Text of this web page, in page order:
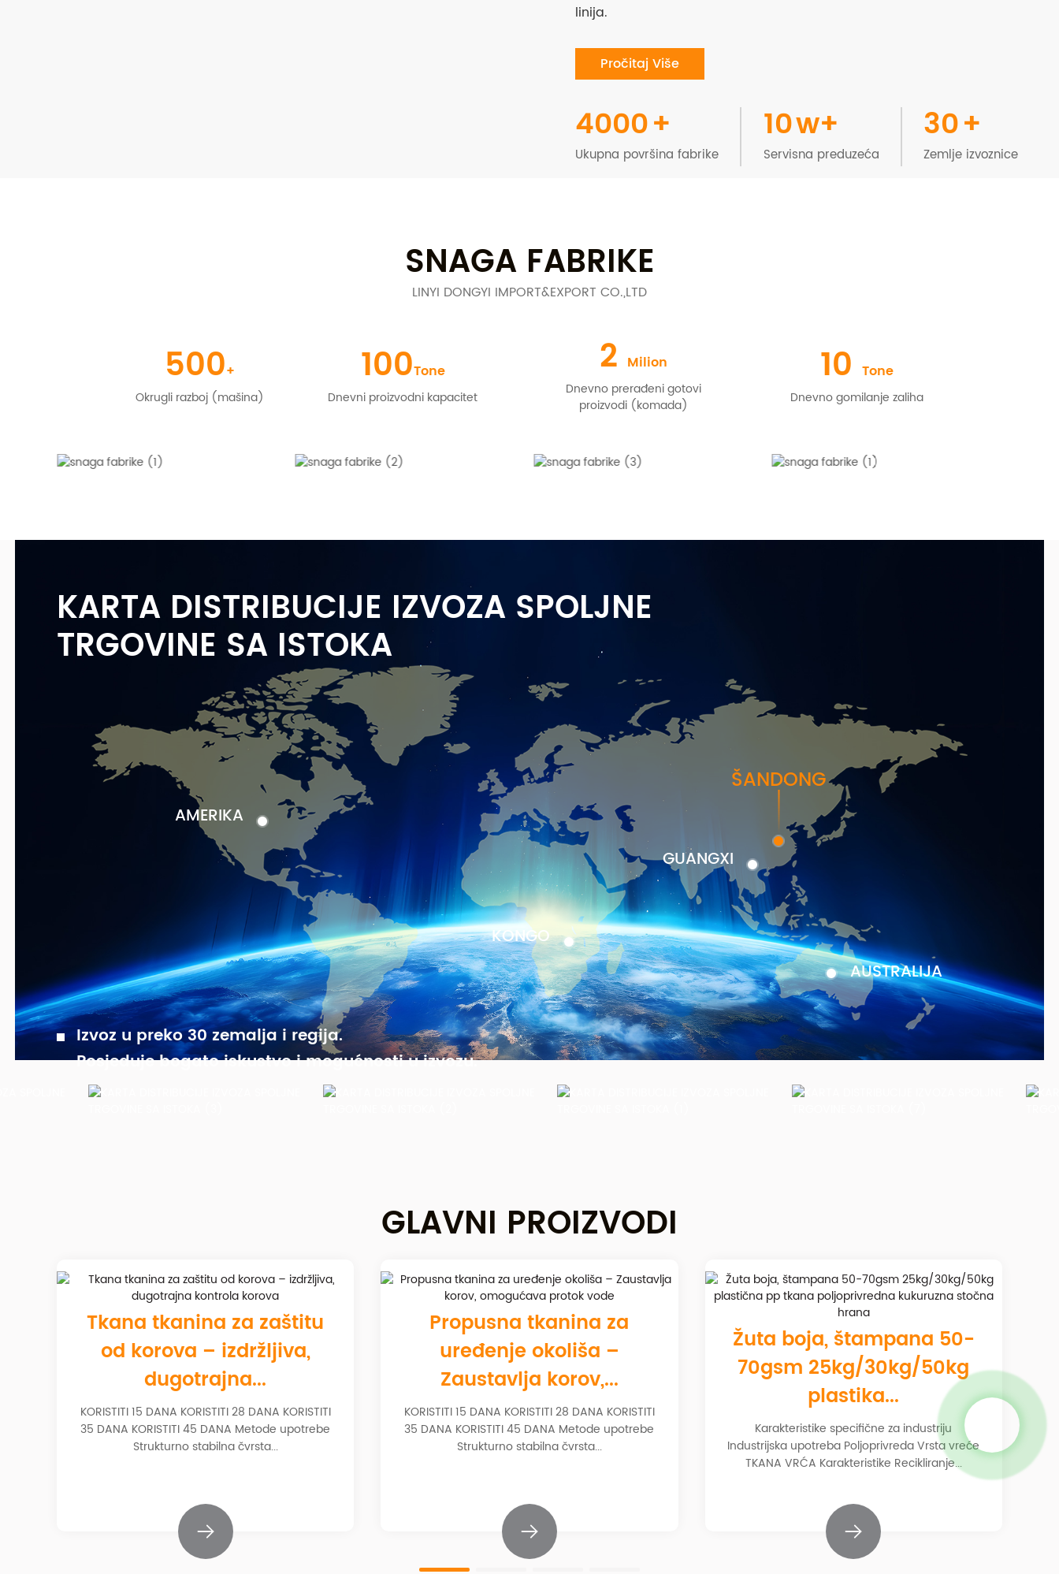
linija.
Pročitaj Više
4000+
Ukupna površina fabrike
10w+
Servisna preduzeća
30+
Zemlje izvoznice
SNAGA FABRIKE
LINYI DONGYI IMPORT&EXPORT CO.,LTD
500+
Okrugli razboj (mašina)
100Tone
Dnevni proizvodni kapacitet
2 Milion
Dnevno prerađeni gotovi
proizvodi (komada)
10 Tone
Dnevno gomilanje zaliha
KARTA DISTRIBUCIJE IZVOZA SPOLJNE
TRGOVINE SA ISTOKA
ŠANDONG
GUANGXI
KONGO
AUSTRALIJA
AMERIKA
Izvoz u preko 30 zemalja i regija.
Posjeduje bogato iskustvo i mogućnosti u izvozu.
GLAVNI PROIZVODI
Tkana tkanina za zaštitu
od korova – izdržljiva,
dugotrajna...
KORISTITI 15 DANA KORISTITI 28 DANA KORISTITI
35 DANA KORISTITI 45 DANA Metode upotrebe
Strukturno stabilna čvrsta...
Propusna tkanina za
uređenje okoliša –
Zaustavlja korov,...
KORISTITI 15 DANA KORISTITI 28 DANA KORISTITI
35 DANA KORISTITI 45 DANA Metode upotrebe
Strukturno stabilna čvrsta...
Žuta boja, štampana 50-
70gsm 25kg/30kg/50kg
plastika...
Karakteristike specifične za industriju
Industrijska upotreba Poljoprivreda Vrsta vreće
TKANA VRĆA Karakteristike Recikliranje...